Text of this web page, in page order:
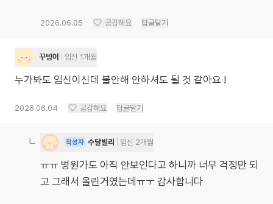
2026.06.05 공감해요 답글달기
꾸빙이 임신 1개월
누가봐도 임신이신데 불안해 안하셔도 될 것 같아요 !
2026.06.04 공감해요 답글달기
작성자 수달빌리 임신 2개월
ㅠㅠ 병원가도 아직 안보인다고 하니까 너무 걱정만 되
고 그래서 올린거였는데ㅠㅜ 감사합니다